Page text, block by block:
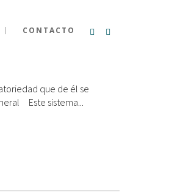
CONTACTO
que de él se
Este sistema...